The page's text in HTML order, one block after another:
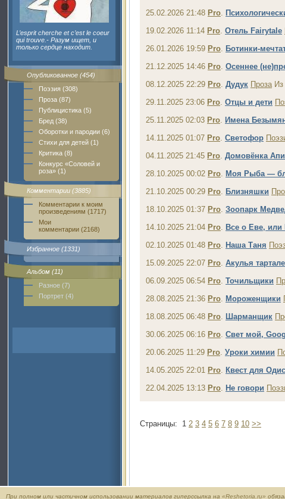
L’esprit cherche et c’est le coeur
qui trouve.- Разум ищет, и
только сердце находит.
Опубликованное (454)
Поэзия (308)
Проза (87)
Публицистика (5)
Бред (38)
Оборотки и пародии (6)
Стихи для детей (1)
Критика (8)
Конкурс «Соловей и
роза» (1)
Комментарии (3885)
Комментарии к моим
произведениям (1717)
Мои
комментарии (2168)
Избранное (1331)
Альбом (11)
Разное (7)
Портрет (4)
25.02.2026 21:48 Pro.
19.02.2026 11:14 Pro. Отель Fairytale
26.01.2026 19:59 Pro. Ботинки-
21.12.2025 14:46 Pro. Осеннее
08.12.2025 22:29 Pro. Дудук ПрозаИз
29.11.2025 23:06 Pro. Отцы и дети
25.11.2025 02:03 Pro. Имена
14.11.2025 01:07 Pro. Светофор
04.11.2025 21:45 Pro. Домовёнка
28.10.2025 00:02 Pro. Моя Рыба —
21.10.2025 00:29 Pro. Близняшки
18.10.2025 01:37 Pro. Зоопарк
14.10.2025 21:04 Pro. Все о Еве,
02.10.2025 01:48 Pro. Наша Таня
15.09.2025 22:07 Pro. Акулья
06.09.2025 06:54 Pro. Точильщики
28.08.2025 21:36 Pro. Мороженщики
18.08.2025 06:48 Pro. Шарманщик
30.06.2025 06:16 Pro. Свет мой,
20.06.2025 11:29 Pro. Уроки химии
14.05.2025 22:01 Pro. Квест для
22.04.2025 13:13 Pro. Не говори
Страницы: 1 2 3 4 5 6 7 8 9 10 >>
При полном или частичном использовании материалов гиперссылка на «Reshetoria.ru»